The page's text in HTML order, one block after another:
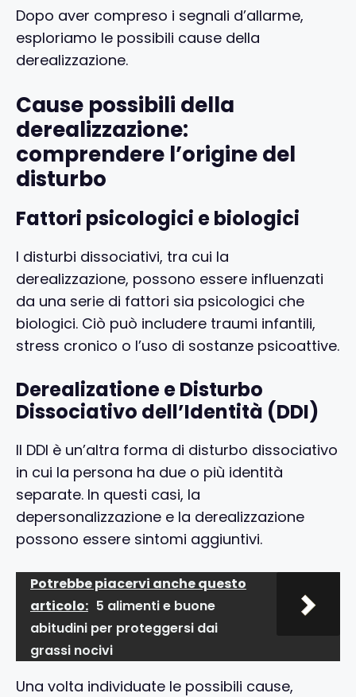
Dopo aver compreso i segnali d’allarme,
esploriamo le possibili cause della
derealizzazione.
Cause possibili della
derealizzazione:
comprendere l’origine del
disturbo
Fattori psicologici e biologici
I disturbi dissociativi, tra cui la
derealizzazione, possono essere influenzati
da una serie di fattori sia psicologici che
biologici. Ciò può includere traumi infantili,
stress cronico o l’uso di sostanze psicoattive.
Derealizatione e Disturbo
Dissociativo dell’Identità (DDI)
Il DDI è un’altra forma di disturbo dissociativo
in cui la persona ha due o più identità
separate. In questi casi, la
depersonalizzazione e la derealizzazione
possono essere sintomi aggiuntivi.
Potrebbe piacervi anche questo
articolo: 5 alimenti e buone
abitudini per proteggersi dai
grassi nocivi
Una volta individuate le possibili cause,